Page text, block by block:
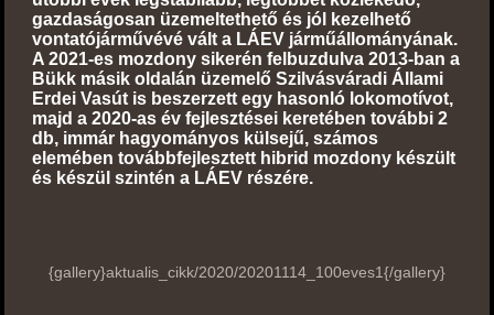
gazdaságosan üzemeltethető és jól kezelhető
vontatójárművévé vált a LÁEV járműállományának.
A 2021-es mozdony sikerén felbuzdulva 2013-ban a
Bükk másik oldalán üzemelő Szilvásváradi Állami
Erdei Vasút is beszerzett egy hasonló lokomotívot,
majd a 2020-as év fejlesztései keretében további 2
db, immár hagyományos külsejű, számos
elemében továbbfejlesztett hibrid mozdony készült
és készül szintén a LÁEV részére.
{gallery}aktualis_cikk/2020/20201114_100eves1{/gallery}